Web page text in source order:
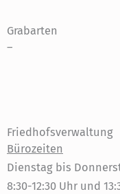
Grabarten
–
Friedhofsverwaltung
Bürozeiten
Dienstag bis
8:30-12:30 Uhr und